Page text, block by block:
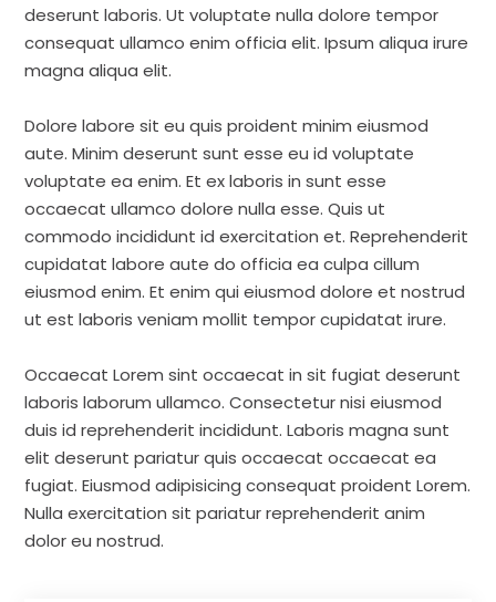
deserunt laboris. Ut voluptate nulla dolore tempor
consequat ullamco enim officia elit. Ipsum aliqua irure
magna aliqua elit.
Dolore labore sit eu quis proident minim eiusmod
aute. Minim deserunt sunt esse eu id voluptate
voluptate ea enim. Et ex laboris in sunt esse
occaecat ullamco dolore nulla esse. Quis ut
commodo incididunt id exercitation et. Reprehenderit
cupidatat labore aute do officia ea culpa cillum
eiusmod enim. Et enim qui eiusmod dolore et nostrud
ut est laboris veniam mollit tempor cupidatat irure.
Occaecat Lorem sint occaecat in sit fugiat deserunt
laboris laborum ullamco. Consectetur nisi eiusmod
duis id reprehenderit incididunt. Laboris magna sunt
elit deserunt pariatur quis occaecat occaecat ea
fugiat. Eiusmod adipisicing consequat proident Lorem.
Nulla exercitation sit pariatur reprehenderit anim
dolor eu nostrud.